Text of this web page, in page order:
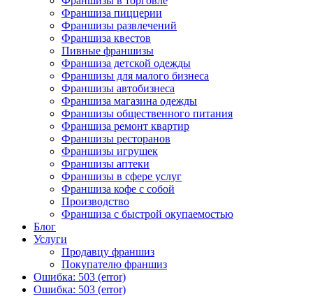
Франшиза пиццерии
Франшизы развлечений
Франшиза квестов
Пивные франшизы
Франшиза детской одежды
Франшизы для малого бизнеса
Франшизы автобизнеса
Франшиза магазина одежды
Франшизы общественного питания
Франшиза ремонт квартир
Франшизы ресторанов
Франшизы игрушек
Франшизы аптеки
Франшизы в сфере услуг
Франшиза кофе с собой
Производство
Франшиза с быстрой окупаемостью
Блог
Услуги
Продавцу франшиз
Покупателю франшиз
Ошибка: 503 (error)
Ошибка: 503 (error)